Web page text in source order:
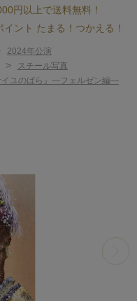
円以上で送料無料！
イント たまる！つかえる！
2024年公演
> スチール写真
イユのばら』―フェルゼン編―